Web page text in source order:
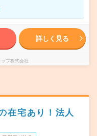
詳しく見る
フ株式会社
在宅あり！法人